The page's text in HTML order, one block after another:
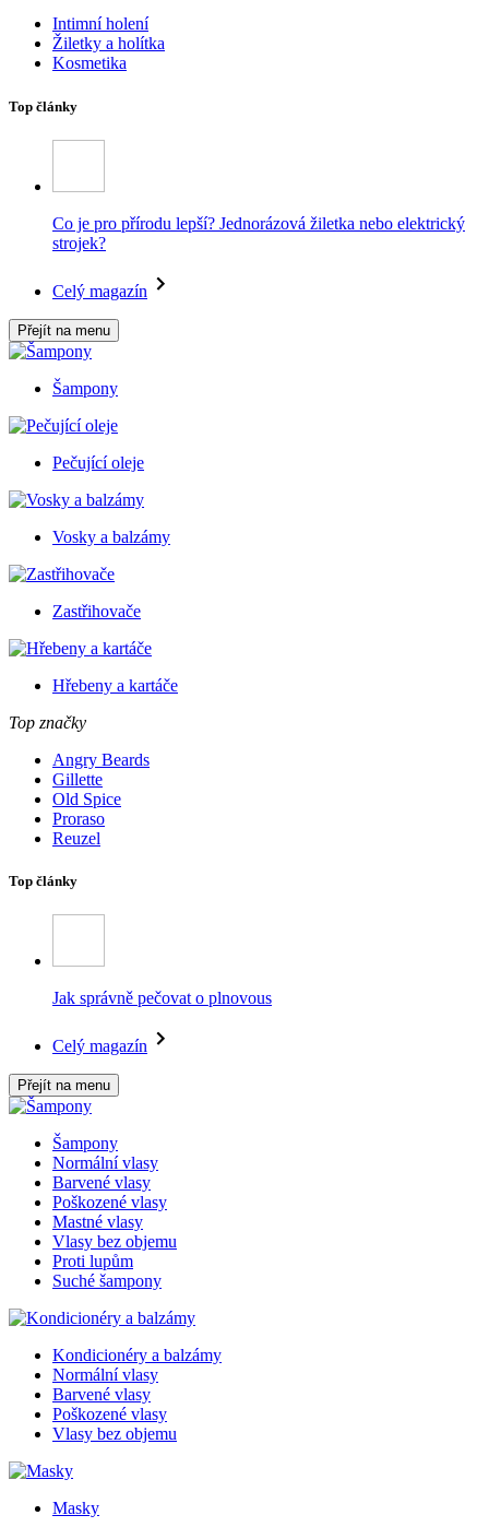
Intimní holení
Žiletky a holítka
Kosmetika
Top články
Co je pro přírodu lepší? Jednorázová žiletka nebo elektrický
strojek?
Celý magazín
Přejít na menu
Šampony
Pečující oleje
Vosky a balzámy
Zastřihovače
Hřebeny a kartáče
Top značky
Angry Beards
Gillette
Old Spice
Proraso
Reuzel
Top články
Jak správně pečovat o plnovous
Celý magazín
Přejít na menu
Šampony
Normální vlasy
Barvené vlasy
Poškozené vlasy
Mastné vlasy
Vlasy bez objemu
Proti lupům
Suché šampony
Kondicionéry a balzámy
Normální vlasy
Barvené vlasy
Poškozené vlasy
Vlasy bez objemu
Masky